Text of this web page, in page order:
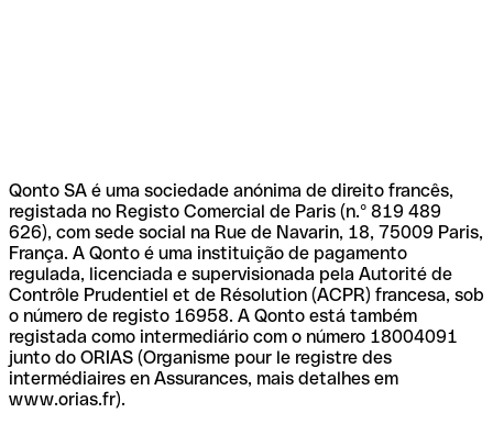
Qonto SA é uma sociedade anónima de direito francês,
registada no Registo Comercial de Paris (n.º 819 489
626), com sede social na Rue de Navarin, 18, 75009 Paris,
França. A Qonto é uma instituição de pagamento
regulada, licenciada e supervisionada pela Autorité de
Contrôle Prudentiel et de Résolution (ACPR) francesa, sob
o número de registo 16958. A Qonto está também
registada como intermediário com o número 18004091
junto do ORIAS (Organisme pour le registre des
intermédiaires en Assurances, mais detalhes em
www.orias.fr).